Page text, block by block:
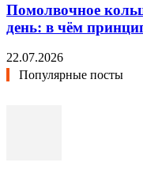
Помолвочное
день: в чём
22.07.2026
Популярные посты